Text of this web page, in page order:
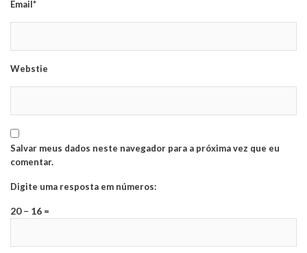
Email*
Webstie
Salvar meus dados neste navegador para a próxima vez que eu
comentar.
Digite uma resposta em números:
20 − 16 =